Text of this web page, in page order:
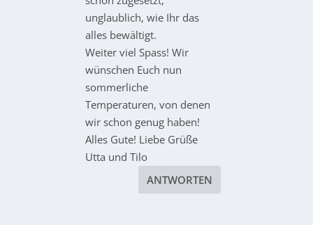
unglaublich, wie Ihr das
alles bewältigt.
Weiter viel Spass! Wir
wünschen Euch nun
sommerliche
Temperaturen, von denen
wir schon genug haben!
Alles Gute! Liebe Grüße
Utta und Tilo
ANTWORTEN